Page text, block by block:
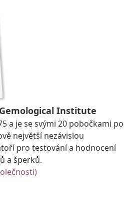
Institute
a je se svými 20 pobočkami po
největší nezávislou
pro testování a hodnocení
a šperků.